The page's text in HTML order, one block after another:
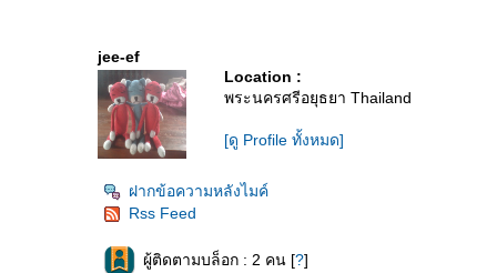
jee-ef
Location :
พระนครศรีอยุธยา Thailand
[ดู Profile ทั้งหมด]
ฝากข้อความหลังไมค์
Rss Feed
ผู้ติดตามบล็อก : 2 คน [?]